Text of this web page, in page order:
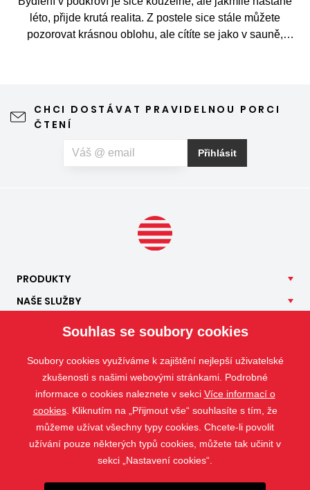
léto, přijde krutá realita. Z postele sice stále můžete
pozorovat krásnou oblohu, ale cítíte se jako v sauně,
CHCI DOSTÁVAT PRAVIDELNOU PORCI
ČTENÍ
Přihlásit
PRODUKTY
NAŠE SLUŽBY
KONTAKT
Souhlas se soubory cookies
Soubory cookies využíváme k zajištění nejlepší uživatelské
zkušenosti s našimi webovými stránkami. Podrobné
informace o cookies naleznete v sekci Více informací o
cookies. Kliknutím na „Přijmout vše“ souhlasíte s tím, že
můžeme užívat všechny typy cookies. Chcete-li povolit
užívání pouze některých typů cookies, můžete tak učinit v
sekci „Nastavení cookies“.